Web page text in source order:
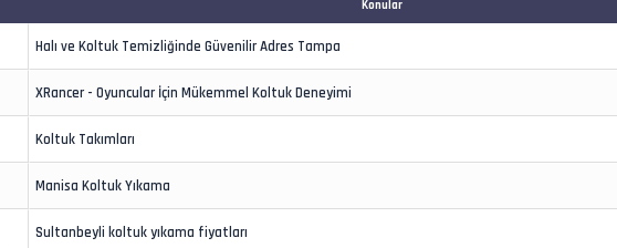
Konular
Halı ve Koltuk Temizliğinde Güvenilir Adres Tampa
XRancer - Oyuncular İçin Mükemmel Koltuk Deneyimi
Koltuk Takımları
Manisa Koltuk Yıkama
Sultanbeyli koltuk yıkama fiyatları